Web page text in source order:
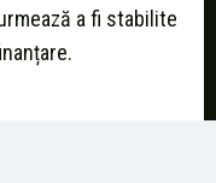
a fi stabilite